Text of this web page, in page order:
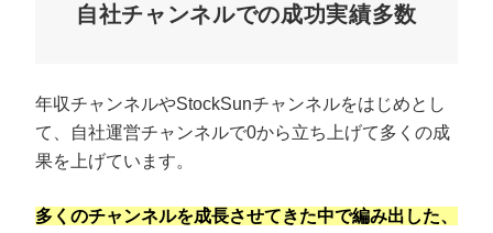
自社チャンネルでの成功実績多数
年収チャンネルやStockSunチャンネルをはじめとし
て、自社運営チャンネルで0から立ち上げて多くの成
果を上げています。
多くのチャンネルを成長させてきた中で編み出した、